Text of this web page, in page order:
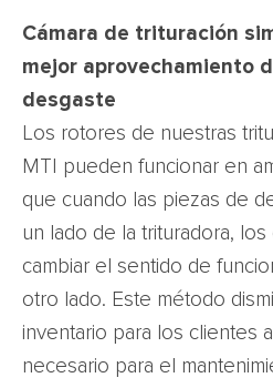
Cámara de trituración
mejor aprovechamiento
desgaste
Los rotores de nuestras
MTI pueden funcionar en
que cuando las piezas de
un lado de la trituradora,
cambiar el sentido de
otro lado. Este método
inventario para los clientes
necesario para el